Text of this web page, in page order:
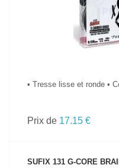
• Tresse lisse et ronde •
Prix de 17.15 €
SUFIX 131 G-CORE